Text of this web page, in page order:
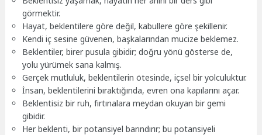
görmektir.
Hayat, beklentilere göre değil, kabullere göre şekillenir.
Kendi iç sesine güvenen, başkalarından mucize beklemez.
Beklentiler, birer pusula gibidir; doğru yönü gösterse de,
yolu yürümek sana kalmış.
Gerçek mutluluk, beklentilerin ötesinde, içsel bir yolculuktur.
İnsan, beklentilerini bıraktığında, evren ona kapılarını açar.
Beklentisiz bir ruh, fırtınalara meydan okuyan bir gemi
gibidir.
Her beklenti, bir potansiyel barındırır; bu potansiyeli